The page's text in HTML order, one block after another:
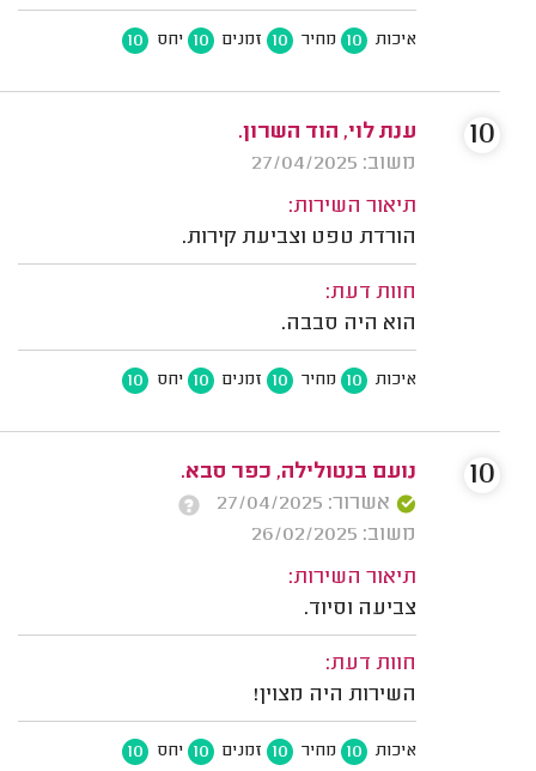
איכות 10 מחיר 10 זמנים 10 יחס 10
ענת לוי, הוד השרון.
משוב: 27/04/2025
תיאור השירות:
הורדת טפט וצביעת קירות.
חוות דעת:
הוא היה סבבה.
איכות 10 מחיר 10 זמנים 10 יחס 10
10
נועם בנטולילה, כפר סבא.
אשרור: 27/04/2025
משוב: 26/02/2025
תיאור השירות:
צביעה וסיוד.
חוות דעת:
השירות היה מצוין!
איכות 10 מחיר 10 זמנים 10 יחס 10
10